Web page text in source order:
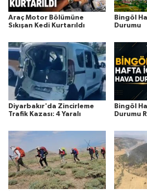
Araç Motor Bölümüne
Sıkışan Kedi Kurtarıldı
Bingöl
Durumu
Diyarbakır'da Zincirleme
Trafik Kazası: 4 Yaralı
Bingöl
Durumu